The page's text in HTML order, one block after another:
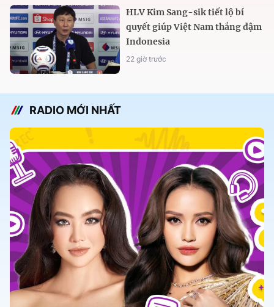
HLV Kim Sang-sik tiết lộ bí
quyết giúp Việt Nam thắng đậm
Indonesia
22 giờ trước
RADIO MỚI NHẤT